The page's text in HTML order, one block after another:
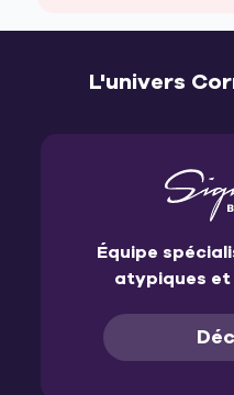
L'univers
Équipe
atypiques et